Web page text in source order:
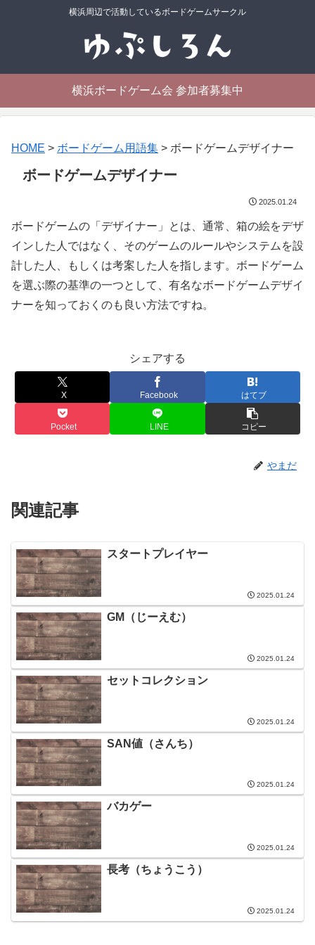
横浜周辺で活動しているボードゲームサークル
横浜ボードゲーム会 参加者募集中
HOME > ボードゲーム用語集 > ボードゲームデザイナー
ボードゲームデザイナー
2025.01.24
ボードゲームの「デザイナー」とは、通常、箱の絵をデザ
インした人ではなく、そのゲームのルールやシステムを設
計した人、もしくは考案した人を指します。ボードゲーム
を選ぶ際の基準の一つとして、有名なボードゲームデザイ
ナーを知っておくのも良い方法ですね。
シェアする
X Facebook はてブ
Pocket LINE コピー
やまだ
関連記事
スタートプレイヤー
2025.01.24
GM（じーえむ）
2025.01.24
セットコレクション
2025.01.24
SAN値（さんち）
2025.01.24
バカゲー
2025.01.24
長考（ちょうこう）
2025.01.24